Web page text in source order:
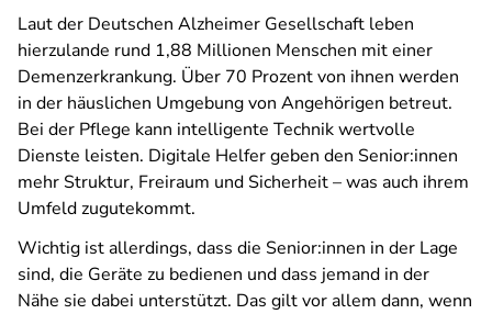
Laut der Deutschen Alzheimer Gesellschaft leben
hierzulande rund 1,88 Millionen Menschen mit einer
Demenzerkrankung. Über 70 Prozent von ihnen werden
in der häuslichen Umgebung von Angehörigen betreut.
Bei der Pflege kann intelligente Technik wertvolle
Dienste leisten. Digitale Helfer geben den Senior:innen
mehr Struktur, Freiraum und Sicherheit – was auch ihrem
Umfeld zugutekommt.
Wichtig ist allerdings, dass die Senior:innen in der Lage
sind, die Geräte zu bedienen und dass jemand in der
Nähe sie dabei unterstützt. Das gilt vor allem dann, wenn